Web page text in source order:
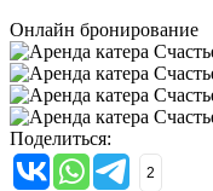
Онлайн бронирование
Поделиться:
2